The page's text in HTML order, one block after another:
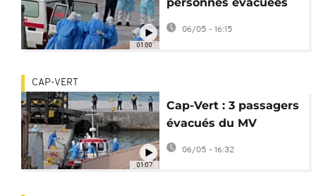
01:00
personnes évacuées
du navire MV Hondius
06/05 - 16:15
01:07
CAP-VERT
Cap-Vert : 3 passagers
évacués du MV
Hondius pour
contamination
06/05 - 16:32